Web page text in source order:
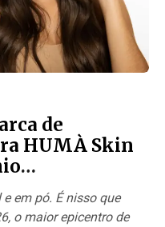
de
HUMÀ Skin
em pó. É nisso que
o maior epicentro de